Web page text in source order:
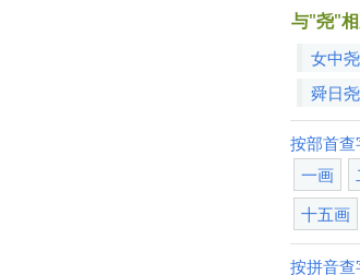
与"尧"
女中
舜日
按部首查
一画
十五画
按拼音查